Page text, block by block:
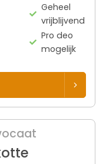
Geheel
vrijblijvend
Pro deo
mogelijk